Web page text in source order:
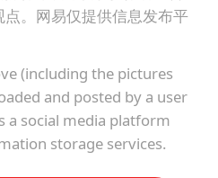
。网易仅提供信息发布平
(including the pictures
and posted by a user
a social media platform
storage services.